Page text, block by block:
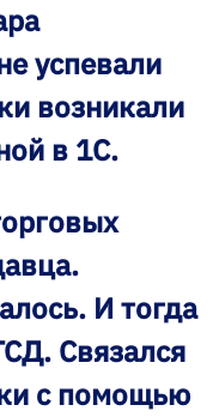
успевали
возникали
в 1С.
И тогда
Связался
с помощью